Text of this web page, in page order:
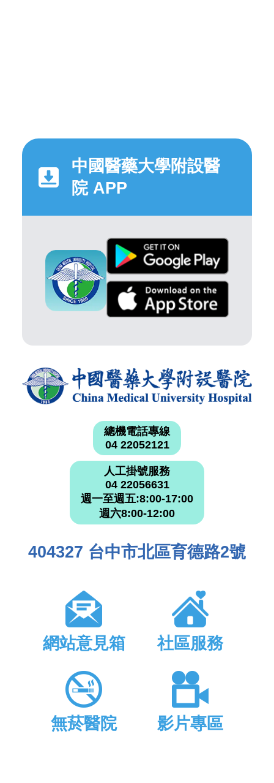
中國醫藥大學附設醫
院 APP
總機電話專線
04 22052121
人工掛號服務
04 22056631
週一至週五:8:00-17:00
週六8:00-12:00
404327 台中市北區育德路2號
網站意見箱 社區服務
無菸醫院 影片專區